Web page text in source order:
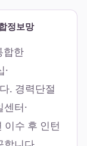
정보망
합한
·
. 경력단절
터·
이수 후 인턴